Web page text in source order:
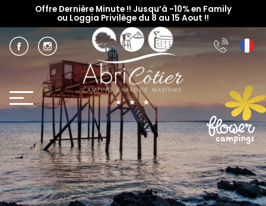
Offre Dernière Minute !! Jusqu’à -10% en Family
ou Loggia Privilège du 8 au 15 Aout !!